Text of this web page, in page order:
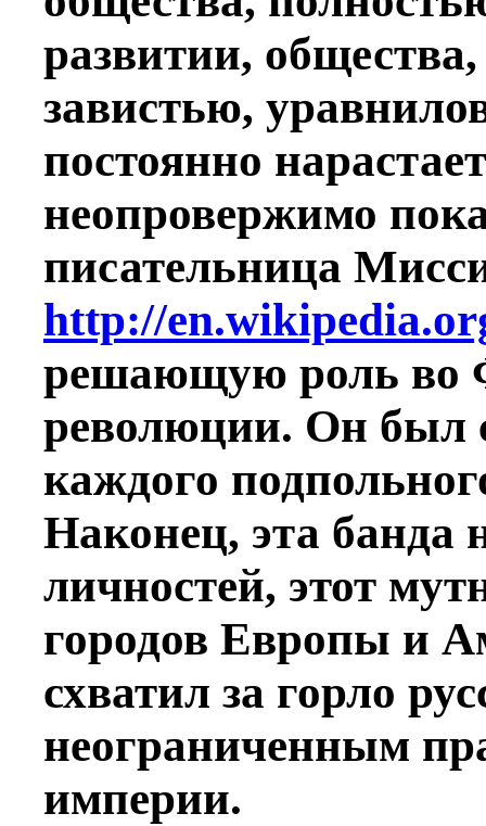
развитии,
завистью,
постоянно
неопровержимо
писательница
http://
решающую роль во
революции. Он был
каждого
Наконец, эта банда
личностей, этот
городов Европы и
схватил за горло
неограниченным
империи.